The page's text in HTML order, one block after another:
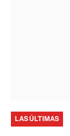
LAS ÚLTIMAS